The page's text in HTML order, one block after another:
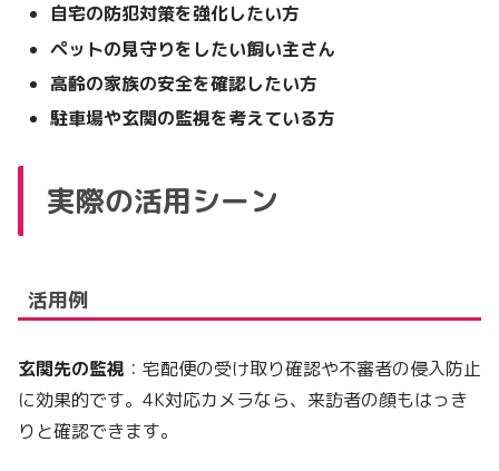
自宅の防犯対策を強化したい方
ペットの見守りをしたい飼い主さん
高齢の家族の安全を確認したい方
駐車場や玄関の監視を考えている方
実際の活用シーン
活用例
玄関先の監視 ：宅配便の受け取り確認や不審者の侵入防止
に効果的です。4K対応カメラなら、来訪者の顔もはっき
りと確認できます。